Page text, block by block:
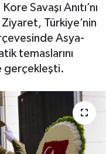
Savaşı Anıtı’nı
Türkiye’nin
Asya-
temaslarını
gerçekleşti.